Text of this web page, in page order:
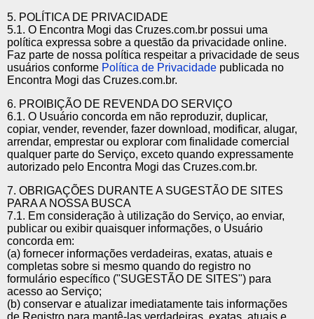
5. POLÍTICA DE PRIVACIDADE
5.1. O Encontra Mogi das Cruzes.com.br possui uma
política expressa sobre a questão da privacidade online.
Faz parte de nossa política respeitar a privacidade de seus
usuários conforme Política de Privacidade publicada no
Encontra Mogi das Cruzes.com.br.
6. PROIBIÇÃO DE REVENDA DO SERVIÇO
6.1. O Usuário concorda em não reproduzir, duplicar,
copiar, vender, revender, fazer download, modificar, alugar,
arrendar, emprestar ou explorar com finalidade comercial
qualquer parte do Serviço, exceto quando expressamente
autorizado pelo Encontra Mogi das Cruzes.com.br.
7. OBRIGAÇÕES DURANTE A SUGESTÃO DE SITES
PARA A NOSSA BUSCA
7.1. Em consideração à utilização do Serviço, ao enviar,
publicar ou exibir quaisquer informações, o Usuário
concorda em:
(a) fornecer informações verdadeiras, exatas, atuais e
completas sobre si mesmo quando do registro no
formulário específico ("SUGESTÃO DE SITES") para
acesso ao Serviço;
(b) conservar e atualizar imediatamente tais informações
de Registro para mantê-las verdadeiras, exatas, atuais e